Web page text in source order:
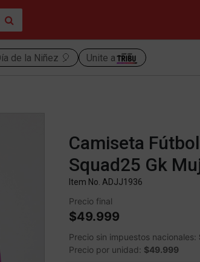
de la Niñez 🎈 Unite a
Camiseta
Squad25 Gk
Item No. ADJJ1936
Precio final
$49.999
Precio sin impuestos nacionales:
Precio por unidad: $49.999